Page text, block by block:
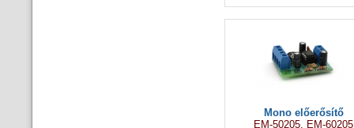
Mono előerősítő
EM-50205, EM-60205